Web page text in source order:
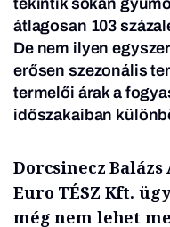
tekintik sokan
átlagosan 103
De nem ilyen
erősen szezonális
termelői árak a
időszakaiban
Dorcsinecz
Euro TÉSZ Kft.
még nem lehet